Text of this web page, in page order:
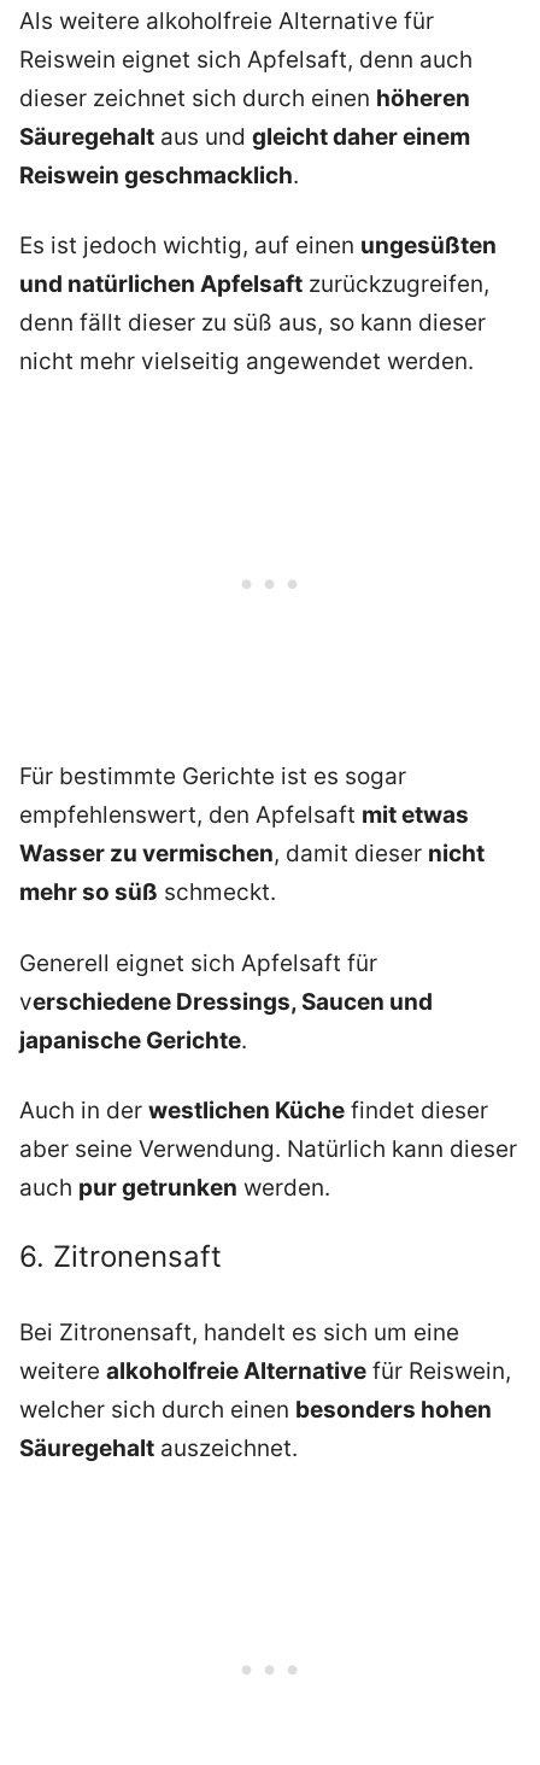
Als weitere alkoholfreie Alternative für
Reiswein eignet sich Apfelsaft, denn auch
dieser zeichnet sich durch einen höheren
Säuregehalt aus und gleicht daher einem
Reiswein geschmacklich.
Es ist jedoch wichtig, auf einen ungesüßten
und natürlichen Apfelsaft zurückzugreifen,
denn fällt dieser zu süß aus, so kann dieser
nicht mehr vielseitig angewendet werden.
Für bestimmte Gerichte ist es sogar
empfehlenswert, den Apfelsaft mit etwas
Wasser zu vermischen, damit dieser nicht
mehr so süß schmeckt.
Generell eignet sich Apfelsaft für
verschiedene Dressings, Saucen und
japanische Gerichte.
Auch in der westlichen Küche findet dieser
aber seine Verwendung. Natürlich kann dieser
auch pur getrunken werden.
6. Zitronensaft
Bei Zitronensaft, handelt es sich um eine
weitere alkoholfreie Alternative für Reiswein,
welcher sich durch einen besonders hohen
Säuregehalt auszeichnet.